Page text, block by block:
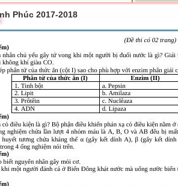
Phúc 2017-2018